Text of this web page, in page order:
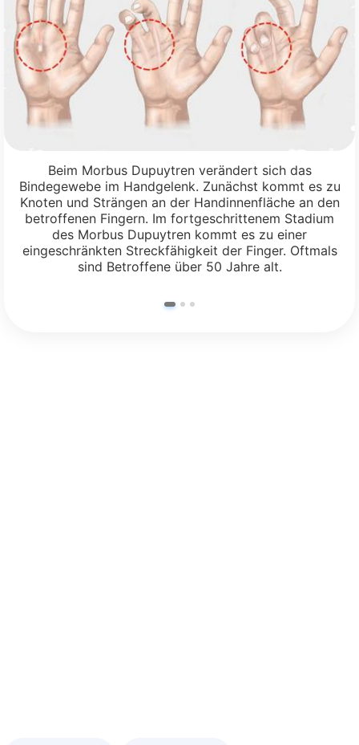
Beim Morbus Dupuytren verändert sich das
Bindegewebe im Handgelenk. Zunächst kommt es zu
Knoten und Strängen an der Handinnenfläche an den
betroffenen Fingern. Im fortgeschrittenem Stadium
des Morbus Dupuytren kommt es zu einer
eingeschränkten Streckfähigkeit der Finger. Oftmals
sind Betroffene über 50 Jahre alt.